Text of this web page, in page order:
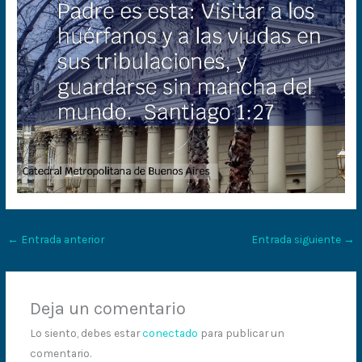
← Entrada anterior Entrada siguiente →
Deja un comentario
Lo siento, debes estarconectado para publicar un
comentario.